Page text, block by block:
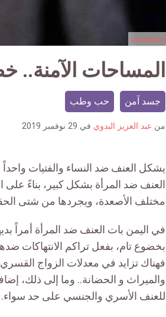
المساحات الآمنة..
جسد آمن حب وطب
من عبد العزيز البدوي في 29 نوفمبر 2019
يشكل العنف ضد النساء والفتيات
العنف ضد المرأة بشكل كبير، بناءً
مختلف الأصعدة، ويجردها من شتى
في اليمن بات العنف ضد المرأة أمراً
بخضوع تام، بفعل تراكم الانتهاكات
فهناك تزايد في معدلات الزواج
والميراث و الحضانة.. وما إلى ذلك،
للعنف الأسري والجنسي على حد سواء.